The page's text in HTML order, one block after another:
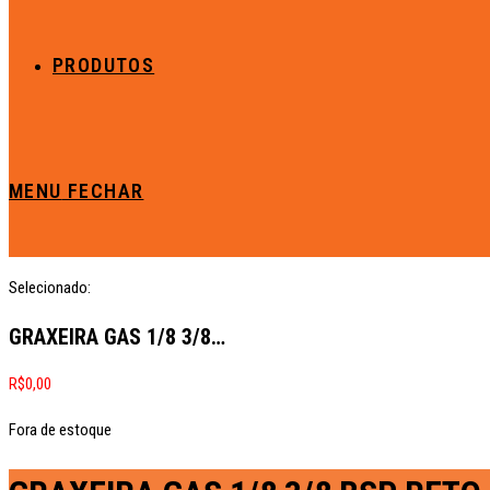
PRODUTOS
MENU FECHAR
Selecionado:
GRAXEIRA GAS 1/8 3/8…
R$0,00
Fora de estoque